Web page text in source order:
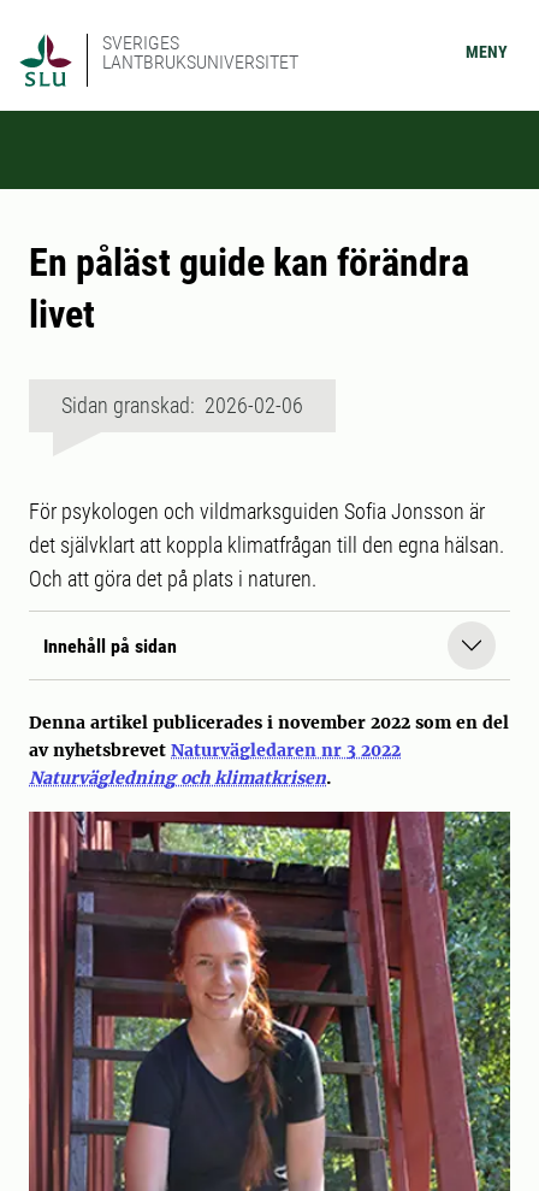
SVERIGES
LANTBRUKSUNIVERSITET
MENY
En påläst guide kan förändra
livet
Sidan granskad: 2026-02-06
För psykologen och vildmarksguiden Sofia Jonsson är
det självklart att koppla klimatfrågan till den egna hälsan.
Och att göra det på plats i naturen.
Innehåll på sidan
Denna artikel publicerades i november 2022 som en del
av nyhetsbrevet Naturvägledaren nr 3 2022
Naturvägledning och klimatkrisen.